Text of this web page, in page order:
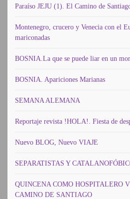
Paraíso JEJU (1). El Camino de
Montenegro, crucero y Venecia con el
mariconadas
BOSNIA.La que se puede liar en un
BOSNIA. Apariciones Marianas
SEMANA ALEMANA
Reportaje revista !HOLA!. Fiesta de
Nuevo BLOG, Nuevo VIAJE
SEPARATISTAS Y
QUINCENA COMO HOSPITALERO
CAMINO DE SANTIAGO